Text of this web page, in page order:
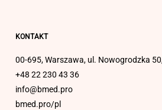
KONTAKT
00-695, Warszawa, ul. Nowogrodzka
+48 22 230 43 36
info@bmed.pro
bmed.pro/pl